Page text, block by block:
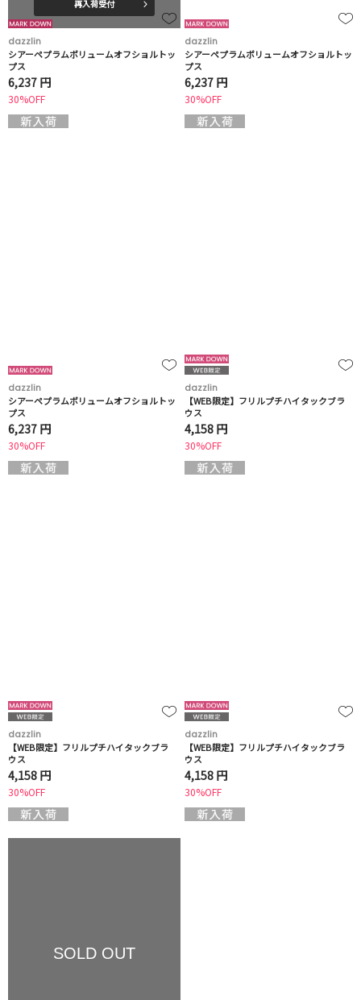
再入荷受付
dazzlin
シアーペプラムボリュームオフショルトッ
プス
6,237 円
30%OFF
dazzlin
シアーペプラムボリュームオフショルトッ
プス
6,237 円
30%OFF
dazzlin
シアーペプラムボリュームオフショルトッ
プス
6,237 円
30%OFF
dazzlin
【WEB限定】フリルプチハイタックブラ
ウス
4,158 円
30%OFF
dazzlin
【WEB限定】フリルプチハイタックブラ
ウス
4,158 円
30%OFF
dazzlin
【WEB限定】フリルプチハイタックブラ
ウス
4,158 円
30%OFF
SOLD OUT